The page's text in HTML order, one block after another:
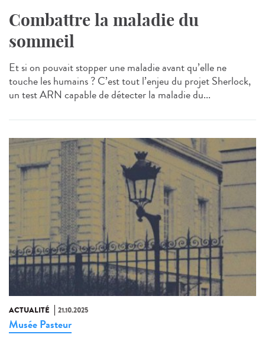
Combattre la maladie du
sommeil
Et si on pouvait stopper une maladie avant qu’elle ne
touche les humains ? C’est tout l’enjeu du projet Sherlock,
un test ARN capable de détecter la maladie du...
ACTUALITÉ 21.10.2025
Musée Pasteur